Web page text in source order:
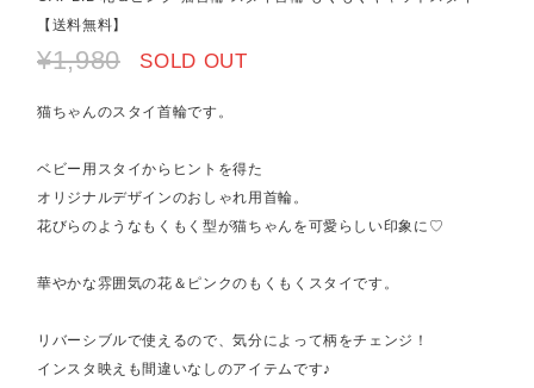
【送料無料】
¥1,980 SOLD OUT
猫ちゃんのスタイ首輪です。
ベビー用スタイからヒントを得た
オリジナルデザインのおしゃれ用首輪。
花びらのようなもくもく型が猫ちゃんを可愛らしい印象に♡
華やかな雰囲気の花＆ピンクのもくもくスタイです。
リバーシブルで使えるので、気分によって柄をチェンジ！
インスタ映えも間違いなしのアイテムです♪